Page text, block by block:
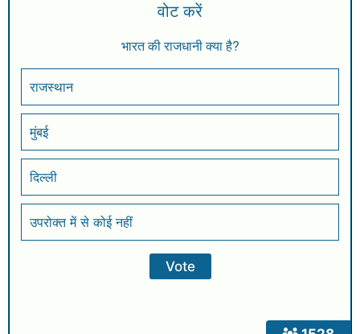
वोट करें
भारत की राजधानी क्या है?
राजस्थान
मुंबई
दिल्ली
उपरोक्त में से कोई नहीं